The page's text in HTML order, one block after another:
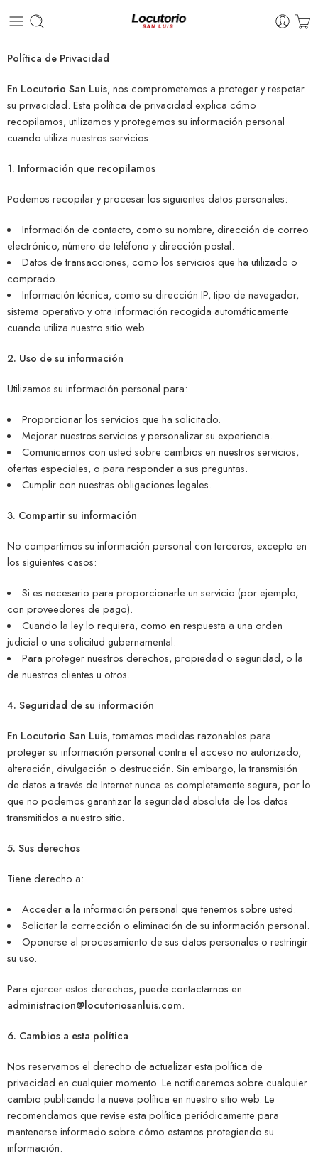
Política de Privacidad
En Locutorio San Luis, nos comprometemos a proteger y respetar
su privacidad. Esta política de privacidad explica cómo
recopilamos, utilizamos y protegemos su información personal
cuando utiliza nuestros servicios.
1. Información que recopilamos
Podemos recopilar y procesar los siguientes datos personales:
Información de contacto, como su nombre, dirección de correo
electrónico, número de teléfono y dirección postal.
Datos de transacciones, como los servicios que ha utilizado o
comprado.
Información técnica, como su dirección IP, tipo de navegador,
sistema operativo y otra información recogida automáticamente
cuando utiliza nuestro sitio web.
2. Uso de su información
Utilizamos su información personal para:
Proporcionar los servicios que ha solicitado.
Mejorar nuestros servicios y personalizar su experiencia.
Comunicarnos con usted sobre cambios en nuestros servicios,
ofertas especiales, o para responder a sus preguntas.
Cumplir con nuestras obligaciones legales.
3. Compartir su información
No compartimos su información personal con terceros, excepto en
los siguientes casos:
Si es necesario para proporcionarle un servicio (por ejemplo,
con proveedores de pago).
Cuando la ley lo requiera, como en respuesta a una orden
judicial o una solicitud gubernamental.
Para proteger nuestros derechos, propiedad o seguridad, o la
de nuestros clientes u otros.
4. Seguridad de su información
En Locutorio San Luis, tomamos medidas razonables para
proteger su información personal contra el acceso no autorizado,
alteración, divulgación o destrucción. Sin embargo, la transmisión
de datos a través de Internet nunca es completamente segura, por lo
que no podemos garantizar la seguridad absoluta de los datos
transmitidos a nuestro sitio.
5. Sus derechos
Tiene derecho a:
Acceder a la información personal que tenemos sobre usted.
Solicitar la corrección o eliminación de su información personal.
Oponerse al procesamiento de sus datos personales o restringir
su uso.
Para ejercer estos derechos, puede contactarnos en
administracion@locutoriosanluis.com.
6. Cambios a esta política
Nos reservamos el derecho de actualizar esta política de
privacidad en cualquier momento. Le notificaremos sobre cualquier
cambio publicando la nueva política en nuestro sitio web. Le
recomendamos que revise esta política periódicamente para
mantenerse informado sobre cómo estamos protegiendo su
información.